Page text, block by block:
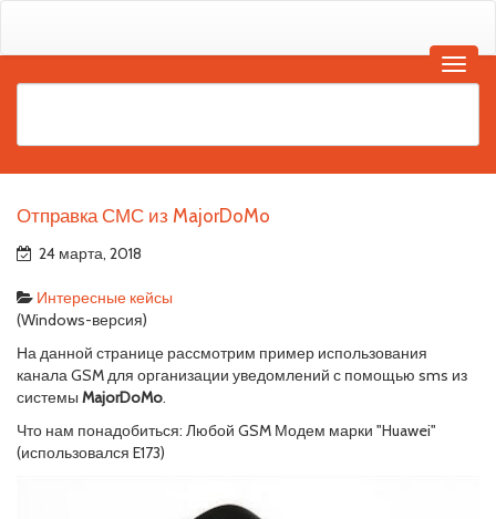
Отправка СМС из MajorDoMo
24 марта, 2018
Интересные кейсы
(Windows-версия)
На данной странице рассмотрим пример использования
канала GSM для организации уведомлений с помощью sms из
системы MajorDoMo.
Что нам понадобиться: Любой GSM Модем марки "Huawei"
(использовался E173)